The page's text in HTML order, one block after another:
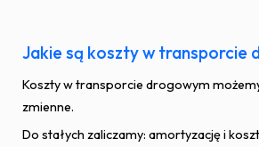
Jakie są koszty w transporcie
Koszty w transporcie drogowym
zmienne.
Do stałych zaliczamy: amortyzację i